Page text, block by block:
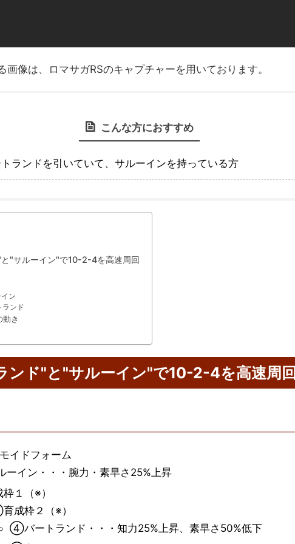
画像は、ロマサガRSのキャプチャーを用いております。
こんな方におすすめ
ランドを引いていて、サルーインを持っている方
"サルーイン"で10-2-4を高速周回
ン
ランド
き
ンド"と"サルーイン"で10-2-4を高速周回
イドフォーム
イン・・・腕力・素早さ25%上昇
１（※）
成枠２（※）
④バートランド・・・知力25%上昇、素早さ50%低下